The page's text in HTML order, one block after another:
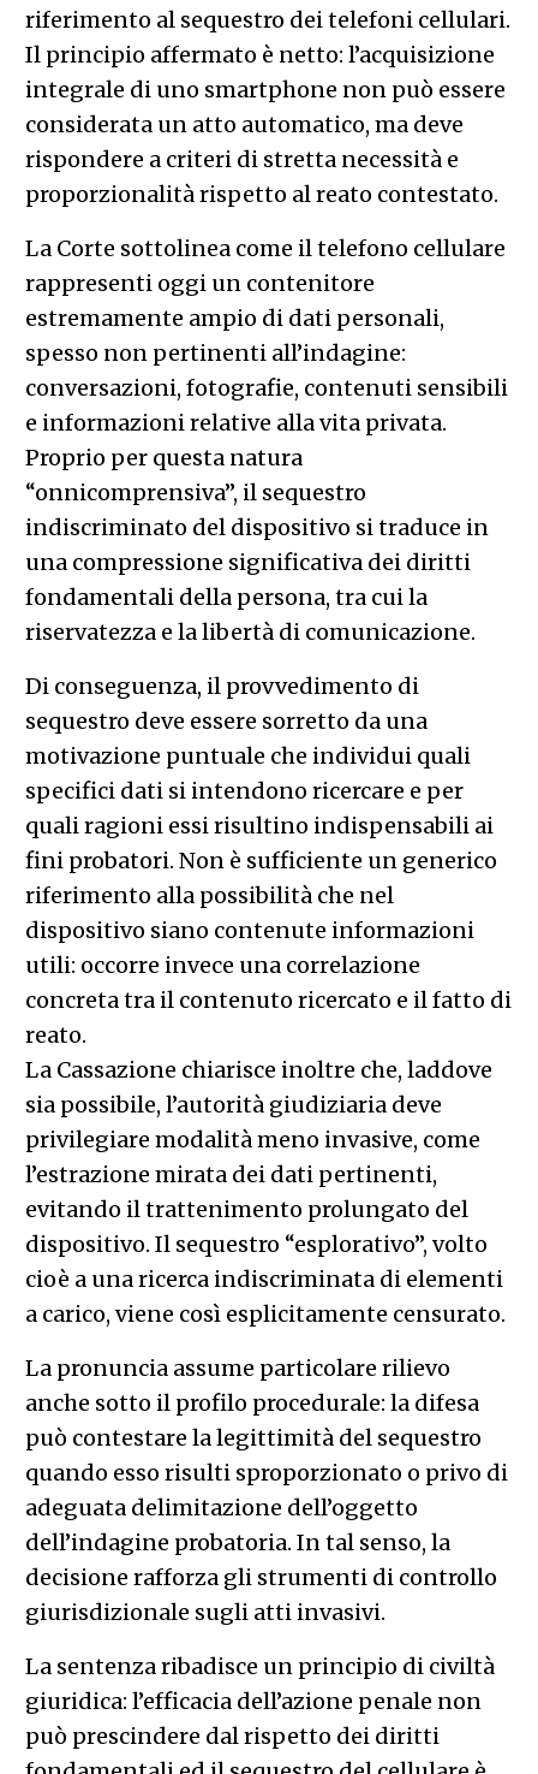
riferimento al sequestro dei telefoni cellulari.
Il principio affermato è netto: l’acquisizione
integrale di uno smartphone non può essere
considerata un atto automatico, ma deve
rispondere a criteri di stretta necessità e
proporzionalità rispetto al reato contestato.
La Corte sottolinea come il telefono cellulare
rappresenti oggi un contenitore
estremamente ampio di dati personali,
spesso non pertinenti all’indagine:
conversazioni, fotografie, contenuti sensibili
e informazioni relative alla vita privata.
Proprio per questa natura
“onnicomprensiva”, il sequestro
indiscriminato del dispositivo si traduce in
una compressione significativa dei diritti
fondamentali della persona, tra cui la
riservatezza e la libertà di comunicazione.
Di conseguenza, il provvedimento di
sequestro deve essere sorretto da una
motivazione puntuale che individui quali
specifici dati si intendono ricercare e per
quali ragioni essi risultino indispensabili ai
fini probatori. Non è sufficiente un generico
riferimento alla possibilità che nel
dispositivo siano contenute informazioni
utili: occorre invece una correlazione
concreta tra il contenuto ricercato e il fatto di
reato.
La Cassazione chiarisce inoltre che, laddove
sia possibile, l’autorità giudiziaria deve
privilegiare modalità meno invasive, come
l’estrazione mirata dei dati pertinenti,
evitando il trattenimento prolungato del
dispositivo. Il sequestro “esplorativo”, volto
cioè a una ricerca indiscriminata di elementi
a carico, viene così esplicitamente censurato.
La pronuncia assume particolare rilievo
anche sotto il profilo procedurale: la difesa
può contestare la legittimità del sequestro
quando esso risulti sproporzionato o privo di
adeguata delimitazione dell’oggetto
dell’indagine probatoria. In tal senso, la
decisione rafforza gli strumenti di controllo
giurisdizionale sugli atti invasivi.
La sentenza ribadisce un principio di civiltà
giuridica: l’efficacia dell’azione penale non
può prescindere dal rispetto dei diritti